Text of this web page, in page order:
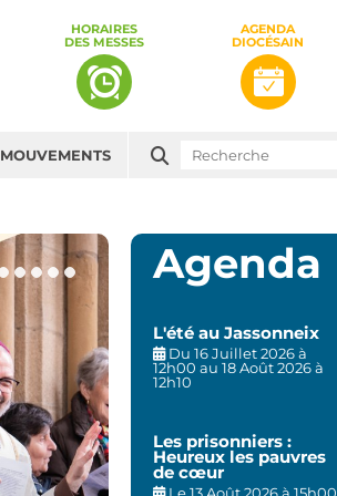
HORAIRES
DES MESSES
AGENDA
DIOCÉSAIN
MOUVEMENTS
Agenda
L'été au Jassonneix
Du 16 Juillet 2026 à
12h00 au 18 Août 2026 à
12h10
Les prisonniers :
Heureux les pauvres
de cœur